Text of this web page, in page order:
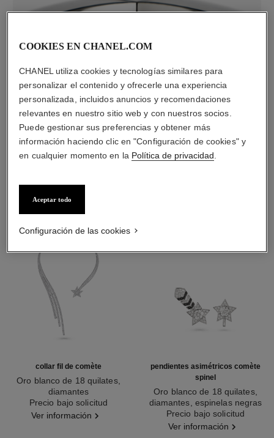
Oro blanco de 18 quilates
DESCUBRA TAMBIÉN
collar fil de comète
Oro blanco de 18 quilates,
diamantes
Ref. J2846Precio bajo solicitud
Ver información
pendientes asimétricos comète
spinel
Oro blanco de 18 quilates,
diamantes, espinelas negras
Ref. J63143
Precio bajo solicitud
Ver información
COOKIES EN CHANEL.COM
CHANEL utiliza cookies y tecnologías similares para
personalizar el contenido y ofrecerle una experiencia
personalizada, incluidos anuncios y recomendaciones
relevantes en nuestro sitio web y con nuestros socios.
Puede gestionar sus preferencias y obtener más
información haciendo clic en "Configuración de cookies" y
en cualquier momento en la Política de privacidad
Aceptar todo
Configuración de las cookies